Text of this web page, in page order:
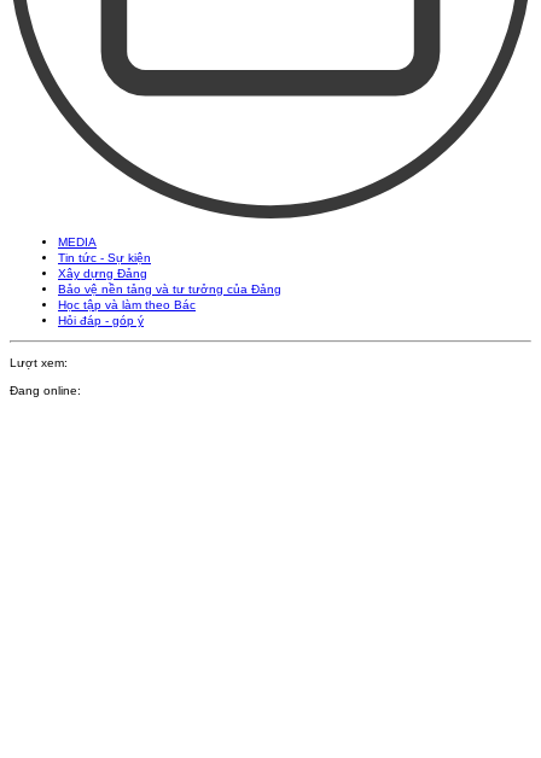
MEDIA
Tin tức - Sự kiện
Xây dựng Đảng
Bảo vệ nền tảng và tư tưởng của Đảng
Học tập và làm theo Bác
Hỏi đáp - góp ý
Lượt xem:
Đang online: